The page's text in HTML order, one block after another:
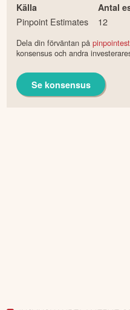
Källa
Pinpoint Estimates
Antal
12
Dela din förväntan på
konsensus och andra
Se konsensus